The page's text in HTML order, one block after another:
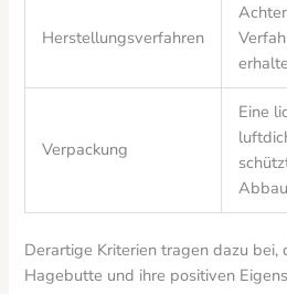
Herstellungsverfahren
Verpackung
Eine
Derartige Kriterien tragen dazu bei,
Hagebutte und ihre positiven